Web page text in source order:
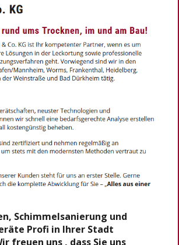
Schimmelsanierung und
Profi in Ihrer Stadt
freuen uns , dass Sie uns